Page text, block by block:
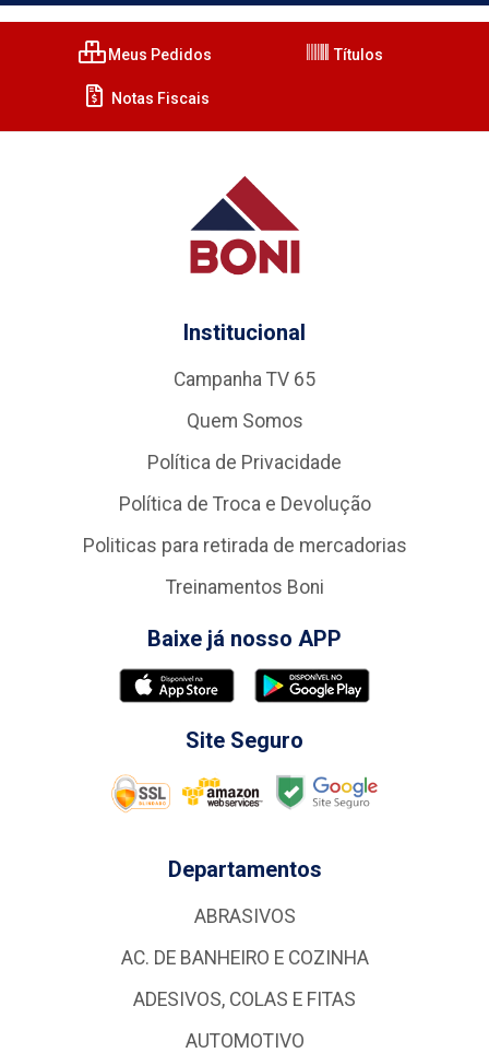
Meus Pedidos Títulos
Notas Fiscais
Institucional
Campanha TV 65
Quem Somos
Política de Privacidade
Política de Troca e Devolução
Politicas para retirada de mercadorias
Treinamentos Boni
Baixe já nosso APP
Site Seguro
Departamentos
ABRASIVOS
AC. DE BANHEIRO E COZINHA
ADESIVOS, COLAS E FITAS
AUTOMOTIVO